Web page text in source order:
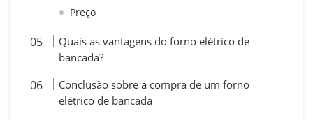
Preço
Quais as vantagens do forno elétrico de
bancada?
Conclusão sobre a compra de um forno
elétrico de bancada